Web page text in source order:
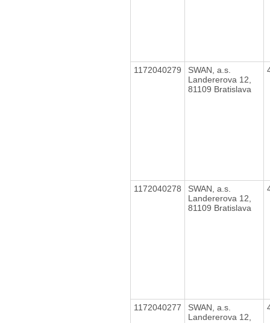
1172040279
SWAN, a.s.
Landererova 12,
81109 Bratislava
1172040278
SWAN, a.s.
Landererova 12,
81109 Bratislava
1172040277
SWAN, a.s.
Landererova 12,